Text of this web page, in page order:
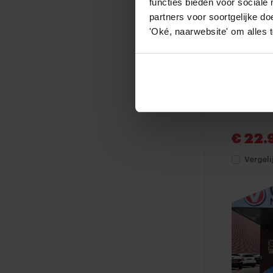
functies bieden voor sociale
partners voor soortgelijke
'Oké, naarwebsite' om alles
ADAPT.
€